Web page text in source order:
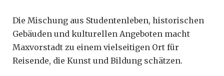
Die Mischung aus Studentenleben, historischen
Gebäuden und kulturellen Angeboten macht
Maxvorstadt zu einem vielseitigen Ort für
Reisende, die Kunst und Bildung schätzen.